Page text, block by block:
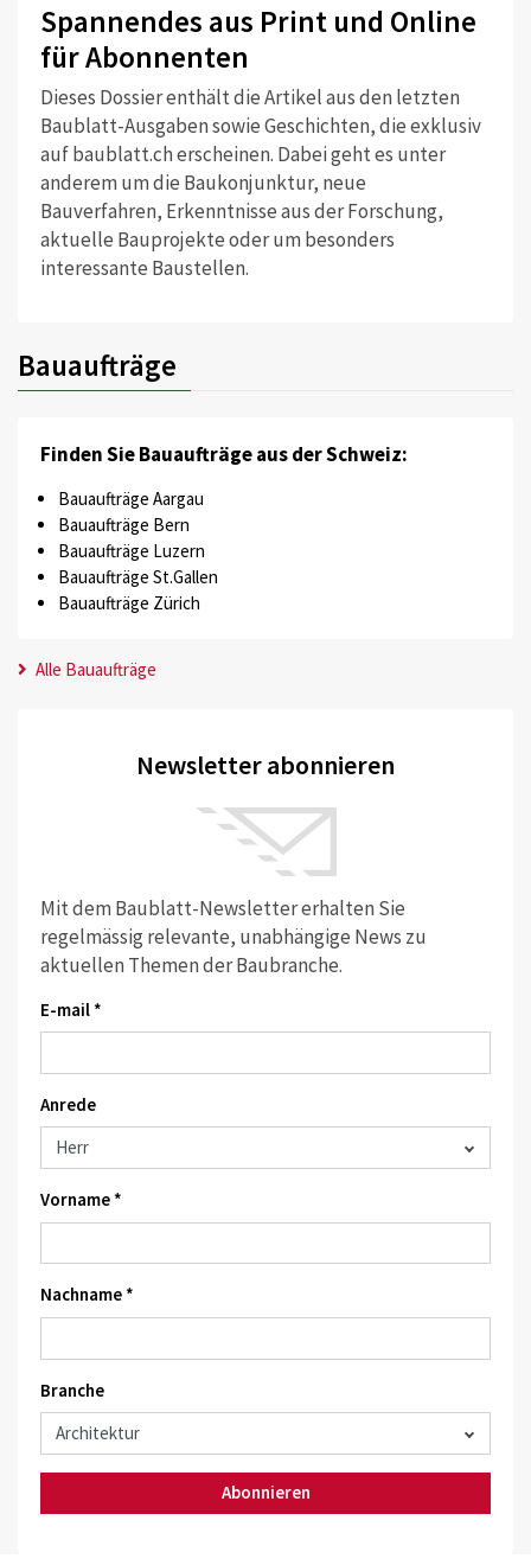
Spannendes aus Print und Online
für Abonnenten
Dieses Dossier enthält die Artikel aus den letzten
Baublatt-Ausgaben sowie Geschichten, die exklusiv
auf baublatt.ch erscheinen. Dabei geht es unter
anderem um die Baukonjunktur, neue
Bauverfahren, Erkenntnisse aus der Forschung,
aktuelle Bauprojekte oder um besonders
interessante Baustellen.
Bauaufträge
Finden Sie Bauaufträge aus der Schweiz:
Bauaufträge Aargau
Bauaufträge Bern
Bauaufträge Luzern
Bauaufträge St.Gallen
Bauaufträge Zürich
Alle Bauaufträge
Newsletter abonnieren
Mit dem Baublatt-Newsletter erhalten Sie
regelmässig relevante, unabhängige News zu
aktuellen Themen der Baubranche.
E-mail *
Anrede
Vorname *
Nachname *
Branche
Abonnieren